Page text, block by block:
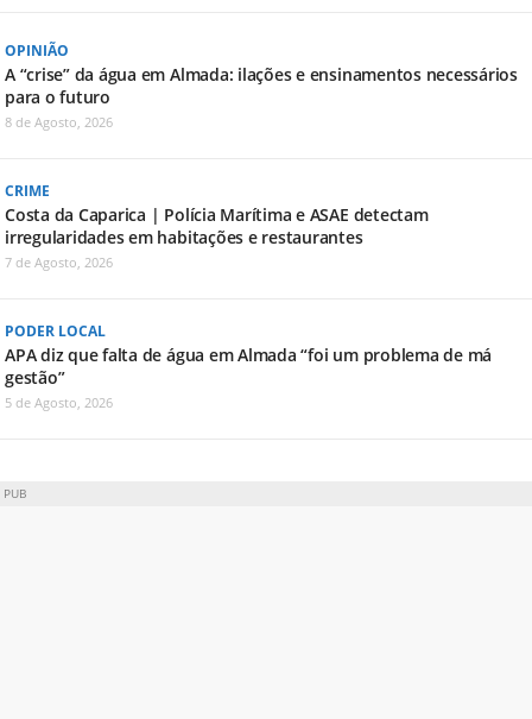
OPINIÃO
A “crise” da água em Almada: ilações e ensinamentos necessários
para o futuro
8 de Agosto, 2026
CRIME
Costa da Caparica | Polícia Marítima e ASAE detectam
irregularidades em habitações e restaurantes
7 de Agosto, 2026
PODER LOCAL
APA diz que falta de água em Almada “foi um problema de má
gestão”
5 de Agosto, 2026
PUB